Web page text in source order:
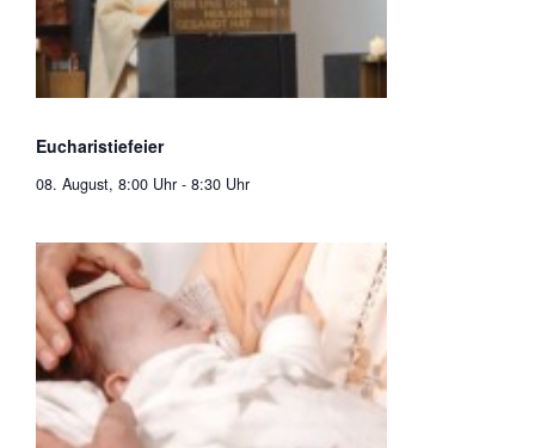
Eucharistiefeier
08. August, 8:00 Uhr - 8:30 Uhr